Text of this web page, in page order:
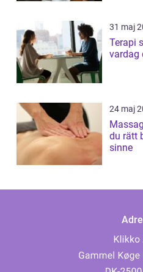
31 maj
Terapi
vardag
24 maj
Massage
du rätt
sinne